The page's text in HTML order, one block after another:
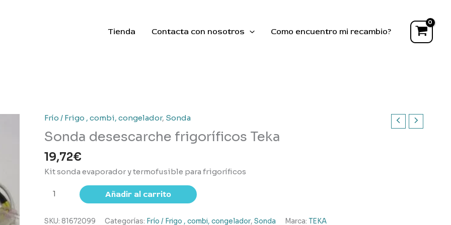
Tienda Contacta con nosotros Como encuentro mi recambio?
Frío / Frigo , combi, congelador, Sonda
Sonda desescarche frigoríficos Teka
19,72€
Kit sonda evaporador y termofusible para frigoríficos
Sonda
desescarche
Añadir al carrito
SKU:81672099 Categorías: Frío / Frigo , combi, congelador,Sonda Marca:TEKA
cantidad